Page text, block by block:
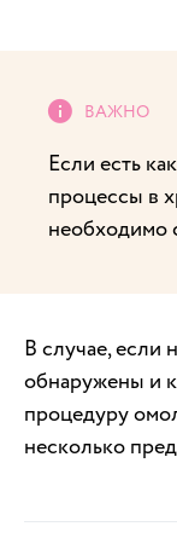
Если есть
процессы в
необходимо
В случае, если
обнаружены и
процедуру
несколько